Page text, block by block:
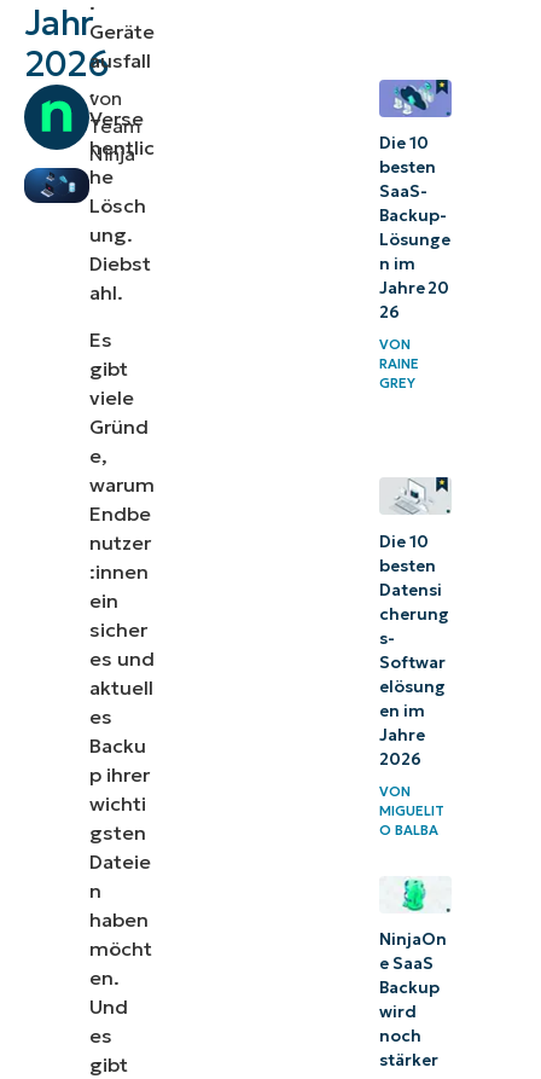
Jahr
2026
von
Team
Ninja
Backups /
Datensicherungen
7 Backup-
Geräte
ausfall
.
Verse
hentlic
he
Lösch
ung.
Diebst
ahl.
Es
gibt
viele
Gründ
e,
warum
Endbe
nutzer
:innen
ein
sicher
es und
aktuell
es
Backu
p ihrer
wichti
gsten
Dateie
n
haben
möcht
en.
Und
es
gibt
Die 10
besten
SaaS-
Backup-
Lösunge
n im
Jahre 20
26
VON
RAINE
GREY
Die 10
besten
Datensi
cherung
s-
Softwar
elösung
en im
Jahre
2026
VON
MIGUELIT
O BALBA
NinjaOn
e SaaS
Backup
wird
noch
stärker